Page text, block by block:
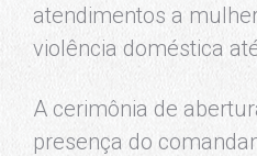
atendimentos a
violência doméstica
A cerimônia de
presença do